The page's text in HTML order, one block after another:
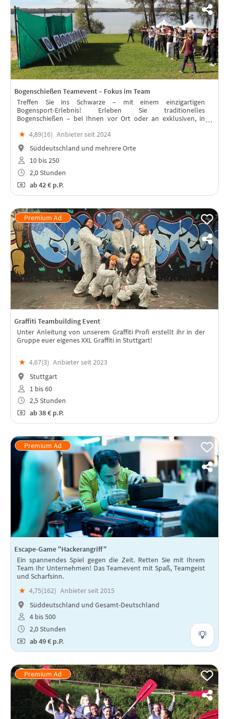
Bogenschießen Teamevent – Fokus im Team
Treffen Sie ins Schwarze – mit einem einzigartigen
Bogensport-Erlebnis! Erleben Sie traditionelles
Bogenschießen – bei Ihnen vor Ort oder an exklusiven, in
★ 4,89(16) Anbieter seit 2024
Süddeutschland und mehrere Orte
10 bis 250
2,0 Stunden
ab42 € p.P.
Graffiti Teambuilding Event
Unter Anleitung von unserem Graffiti Profi erstellt ihr in der
Gruppe euer eigenes XXL Graffiti in Stuttgart!
★ 4,67(3) Anbieter seit 2023
Stuttgart
1 bis 60
2,5 Stunden
ab38 € p.P.
Escape-Game "Hackerangriff"
Ein spannendes Spiel gegen die Zeit. Retten Sie mit Ihrem
Team Ihr Unternehmen! Das Teamevent mit Spaß, Teamgeist
und Scharfsinn.
★ 4,75(162) Anbieter seit 2015
Süddeutschland und Gesamt-Deutschland
4 bis 500
2,0 Stunden
ab49 € p.P.